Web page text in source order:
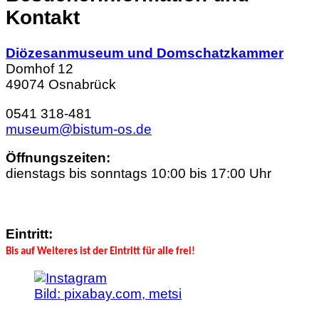
Kontakt
Diözesanmuseum und Domschatzkammer
Domhof 12
49074 Osnabrück
0541 318-481
museum@bistum-os.de
Öffnungszeiten:
dienstags bis sonntags 10:00 bis 17:00 Uhr
Eintritt:
Bis auf Weiteres ist der Eintritt für alle frei!
Bild: pixabay.com, metsi